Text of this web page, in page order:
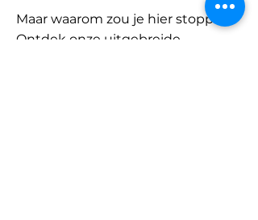
Maar waarom zou je hier stoppen?
Ontdek onze uitgebreide